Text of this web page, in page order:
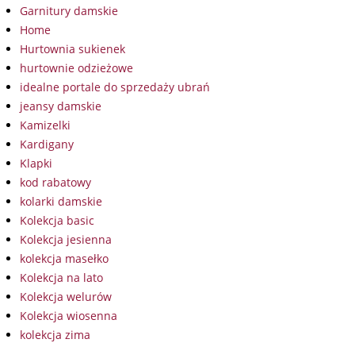
Garnitury damskie
Home
Hurtownia sukienek
hurtownie odzieżowe
idealne portale do sprzedaży ubrań
jeansy damskie
Kamizelki
Kardigany
Klapki
kod rabatowy
kolarki damskie
Kolekcja basic
Kolekcja jesienna
kolekcja masełko
Kolekcja na lato
Kolekcja welurów
Kolekcja wiosenna
kolekcja zima